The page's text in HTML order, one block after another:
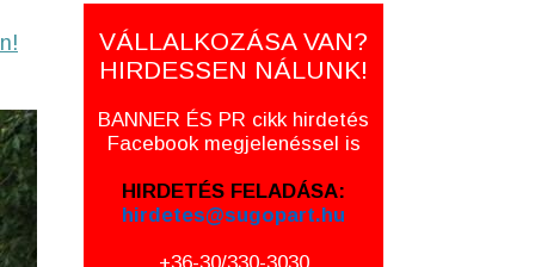
VÁLLALKOZÁSA VAN?
HIRDESSEN NÁLUNK!
BANNER ÉS PR cikk hirdetés
Facebook megjelenéssel is
HIRDETÉS FELADÁSA:
hirdetes@sugopart.hu